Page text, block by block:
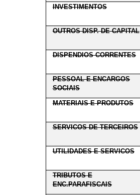
INVESTIMENTOS
OUTROS DISP. DE CAPITAL
DISPENDIOS CORRENTES
PESSOAL E ENCARGOS
SOCIAIS
MATERIAIS E PRODUTOS
SERVICOS DE TERCEIROS
UTILIDADES E SERVICOS
TRIBUTOS E
ENC.PARAFISCAIS